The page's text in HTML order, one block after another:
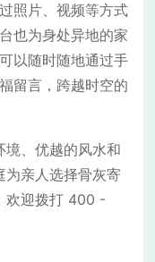
照片、视频等方式
也为身处异地的家
以随时随地通过手
留言，跨越时空的
境、优越的风水和
为亲人选择骨灰寄
欢迎拨打 400 -